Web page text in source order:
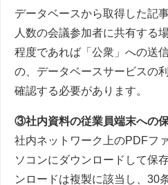
データベースから取得した記
人数の会議参加者に共有する
程度であれば「公衆」への送
の、データベースサービスの
確認する必要があります。
③社内資料の従業員端末への
社内ネットワーク上のPDFフ
ソコンにダウンロードして保
ンロードは複製に該当し、30